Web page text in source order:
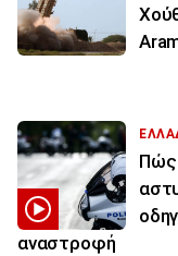
Πώς
αναστροφή